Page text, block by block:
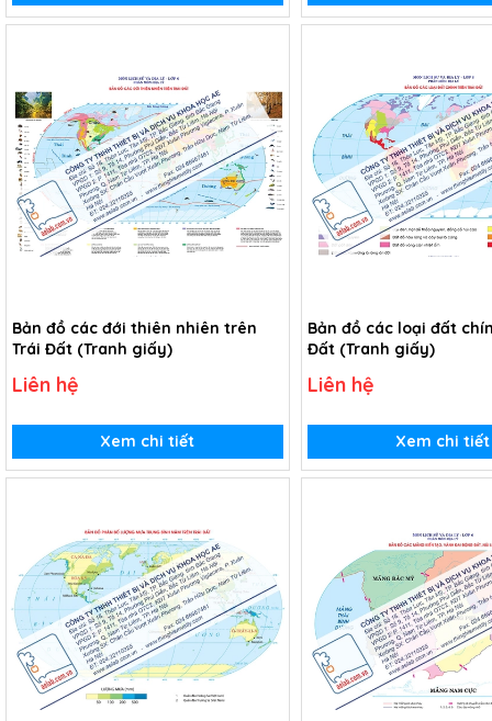
Bản đồ các đới thiên nhiên trên
Trái Đất (Tranh giấy)
Liên hệ
Xem chi tiết
Bản đồ các loại đất
Đất (Tranh giấy)
Liên hệ
Xem chi tiết